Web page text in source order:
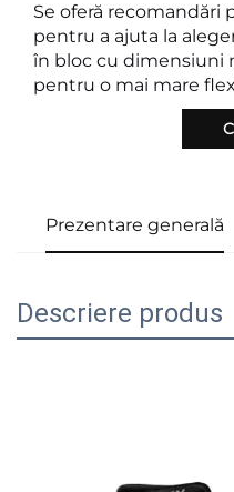
Se oferă recomandări
pentru a ajuta la
în bloc cu dimensiuni
pentru o mai mare
Prezentare generală
Descriere produs